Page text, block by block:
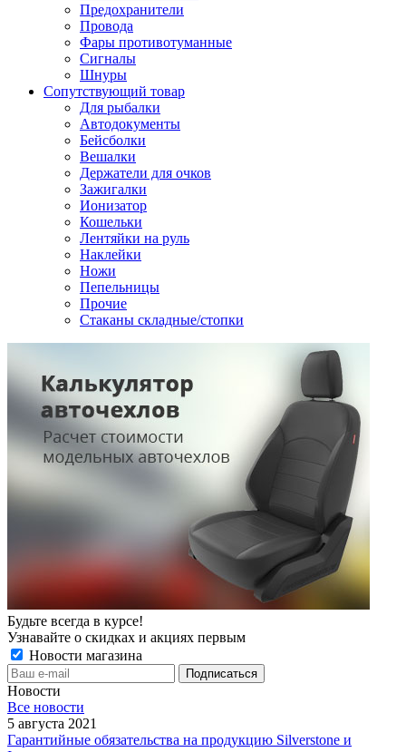
Предохранители
Провода
Фары противотуманные
Сигналы
Шнуры
Сопутствующий товар
Для рыбалки
Автодокументы
Бейсболки
Вешалки
Держатели для очков
Зажигалки
Ионизатор
Кошельки
Лентяйки на руль
Наклейки
Ножи
Пепельницы
Прочие
Стаканы складные/стопки
Будьте всегда в курсе!
Узнавайте о скидках и акциях первым
Новости магазина
Новости
Все новости
5 августа 2021
Гарантийные обязательства на продукцию Silverstone и